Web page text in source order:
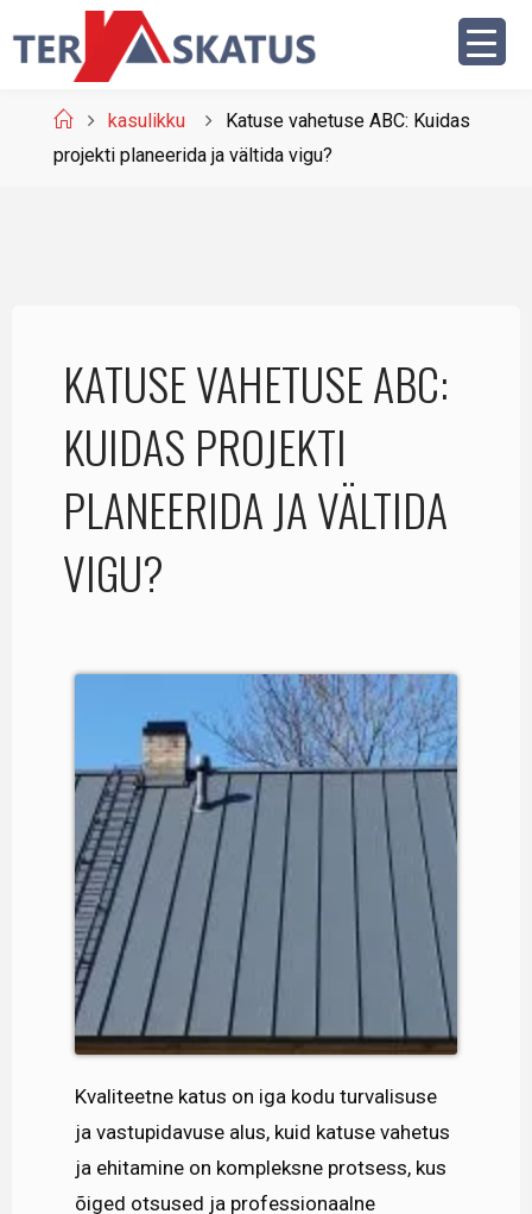
kasulikku
Katuse vahetuse ABC: Kuidas
projekti planeerida ja vältida vigu?
KATUSE VAHETUSE ABC:
KUIDAS PROJEKTI
PLANEERIDA JA VÄLTIDA
VIGU?
Kvaliteetne katus on iga kodu turvalisuse
ja vastupidavuse alus, kuid katuse vahetus
ja ehitamine on kompleksne protsess, kus
õiged otsused ja professionaalne